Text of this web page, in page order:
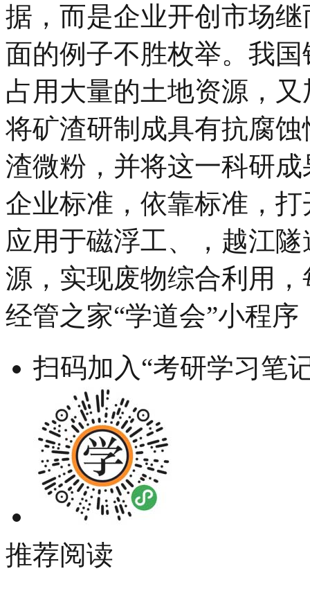
据，而是企业开创市场
面的例子不胜枚举。我
占用大量的土地资源，
将矿渣研制成具有抗腐
渣微粉，并将这一科研
企业标准，依靠标准，
应用于磁浮工、，越江
源，实现废物综合利用
经管之家“学道会”小程序
扫码加入“考研学习笔
推荐阅读